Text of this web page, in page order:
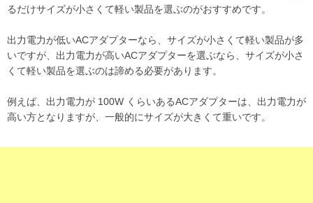
るだけサイズが小さくて軽い製品を選ぶのがおすすめです。
出力電力が低いACアダプターなら、サイズが小さくて軽い製品が多
いですが、出力電力が高いACアダプターを選ぶなら、サイズが小さ
くて軽い製品を選ぶのは諦める必要があります。
例えば、出力電力が 100W くらいあるACアダプターは、出力電力が
高い方となりますが、一般的にサイズが大きくて重いです。